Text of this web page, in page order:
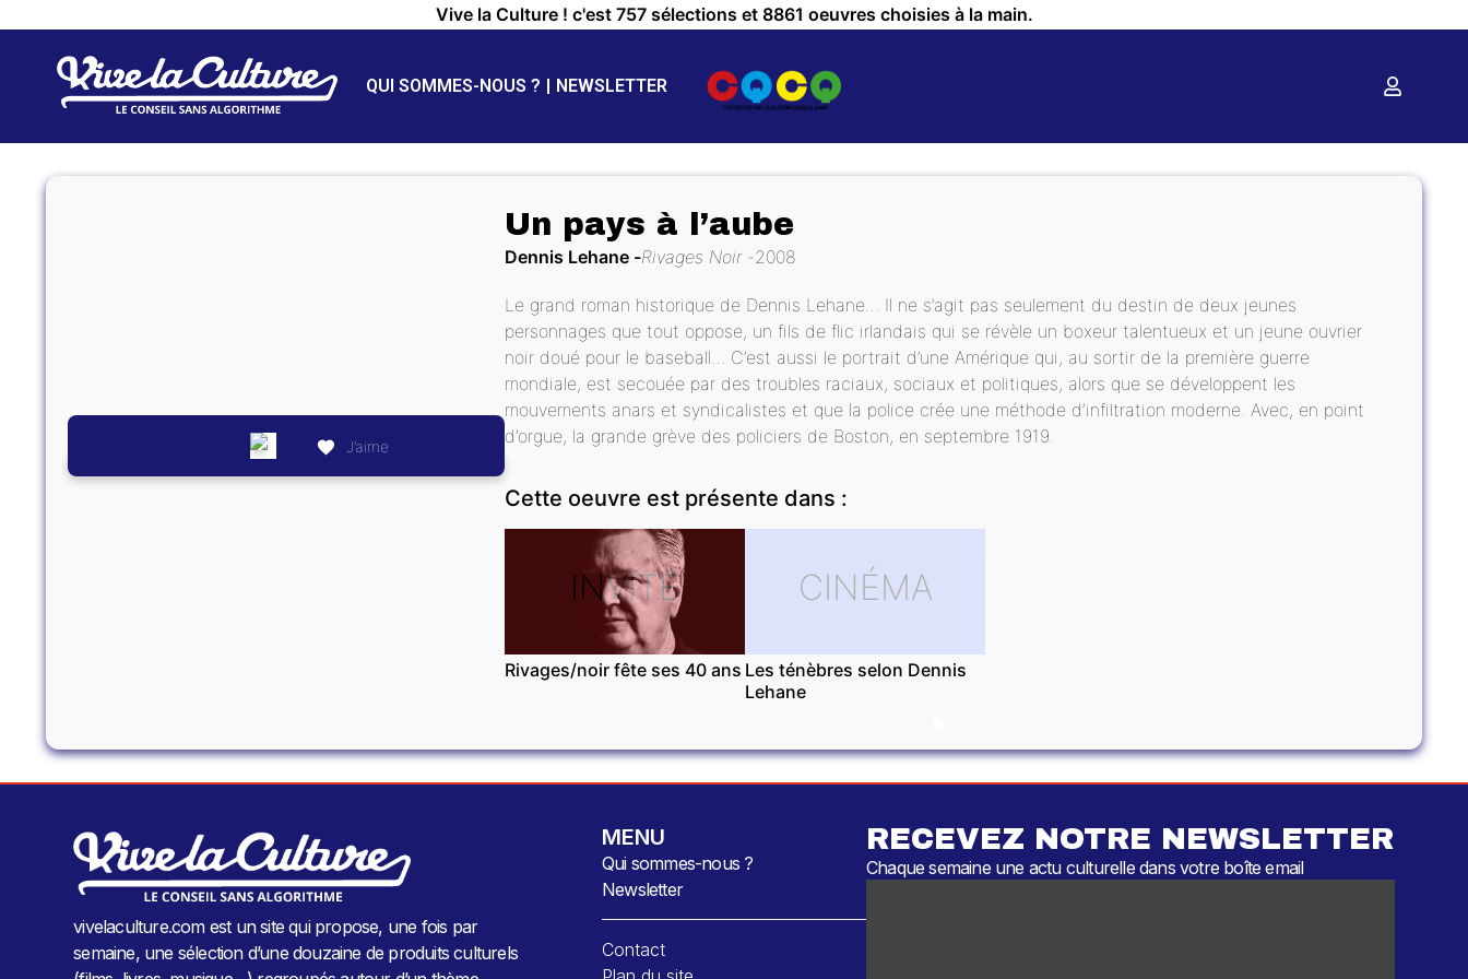
Vive la Culture ! c'est 757 sélections et 8861 oeuvres choisies à la main.
QUI SOMMES-NOUS ? NEWSLETTER
J’aime
Un pays à l’aube
Dennis Lehane Rivages Noir 2008
Le grand roman historique de Dennis Lehane… Il ne s’agit pas seulement du destin de deux jeunes
personnages que tout oppose, un fils de flic irlandais qui se révèle un boxeur talentueux et un jeune ouvrier
noir doué pour le baseball… C’est aussi le portrait d’une Amérique qui, au sortir de la première guerre
mondiale, est secouée par des troubles raciaux, sociaux et politiques, alors que se développent les
mouvements anars et syndicalistes et que la police crée une méthode d’infiltration moderne. Avec, en point
d’orgue, la grande grève des policiers de Boston, en septembre 1919.
Cette oeuvre est présente dans :
INVITÉ
Rivages/noir fête ses 40 ans
CINÉMA
Les ténèbres selon Dennis
Lehane
vivelaculture.com est un site qui propose, une fois par
semaine, une sélection d’une douzaine de produits culturels
MENU
Qui sommes-nous ?
Newsletter
Contact
RECEVEZ NOTRE NEWSLETTER
Chaque semaine une actu culturelle dans votre boîte email